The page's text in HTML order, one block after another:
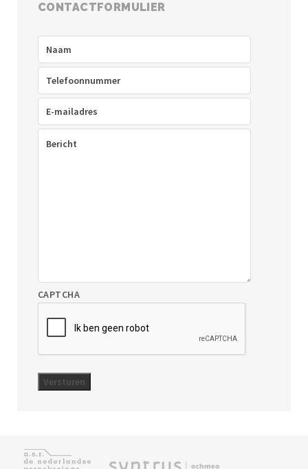
CONTACTFORMULIER
Telefoon
mailadres(Vereist)
CAPTCHA